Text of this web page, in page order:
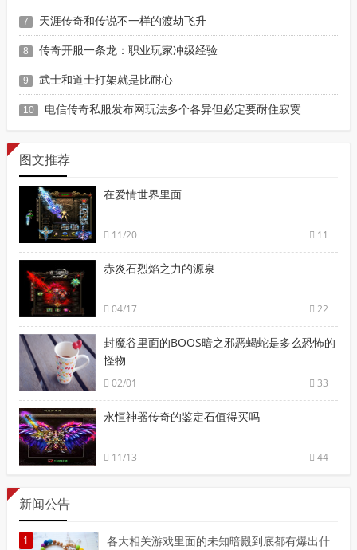
7 天涯传奇和传说不一样的渡劫飞升
8 传奇开服一条龙：职业玩家冲级经验
9 武士和道士打架就是比耐心
10 电信传奇私服发布网玩法多个各异但必定要耐住寂寞
图文推荐
在爱情世界里面
11/20 11
赤炎石烈焰之力的源泉
04/17 22
封魔谷里面的BOOS暗之邪恶蝎蛇是多么恐怖的
怪物
02/01 33
永恒神器传奇的鉴定石值得买吗
11/13 44
新闻公告
1
各大相关游戏里面的未知暗殿到底都有爆出什